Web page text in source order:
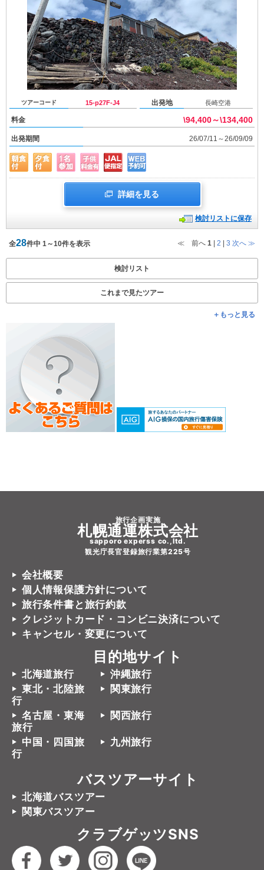
ツアーコード 15-p27F-J4 出発地 長崎空港
料金 \94,400～\134,400
出発期間 26/07/11～26/09/09
詳細を見る
検討リストに保存
全28件中 1～10件を表示 ≪ 前へ 1 2 3 次へ ≫
検討リスト
これまで見たツアー
＋もっと見る
旅行企画実施
札幌通運株式会社
sapporo experss co.,ltd.
観光庁長官登録旅行業第225号
会社概要
個人情報保護方針について
旅行条件書と旅行約款
クレジットカード・コンビニ決済について
キャンセル・変更について
目的地サイト
北海道旅行
沖縄旅行
東北・北陸旅
行
関東旅行
名古屋・東海
旅行
関西旅行
中国・四国旅
行
九州旅行
バスツアーサイト
北海道バスツアー
関東バスツアー
クラブゲッツSNS